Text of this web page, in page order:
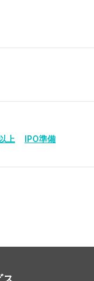
上
IPO準備